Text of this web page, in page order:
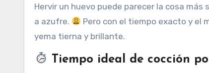
Hervir un huevo puede parecer la cosa
a azufre.
Pero con el tiempo exacto y el
yema tierna y brillante.
Tiempo ideal de cocción